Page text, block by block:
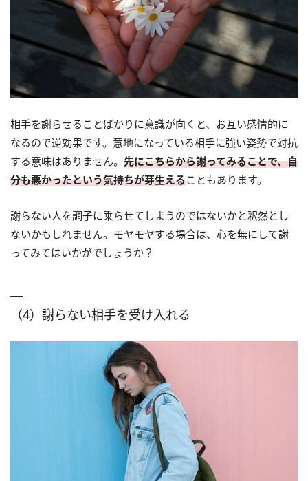
相手を謝らせることばかりに意識が向くと、お互い感情的に
なるので逆効果です。意地になっている相手に強い姿勢で対抗
する意味はありません。 先にこちらから謝ってみることで、自
分も悪かったという気持ちが芽生えることもあります。
謝らない人を調子に乗らせてしまうのではないかと釈然とし
ないかもしれません。モヤモヤする場合は、心を無にして謝
ってみてはいかがでしょうか？
（4）謝らない相手を受け入れる